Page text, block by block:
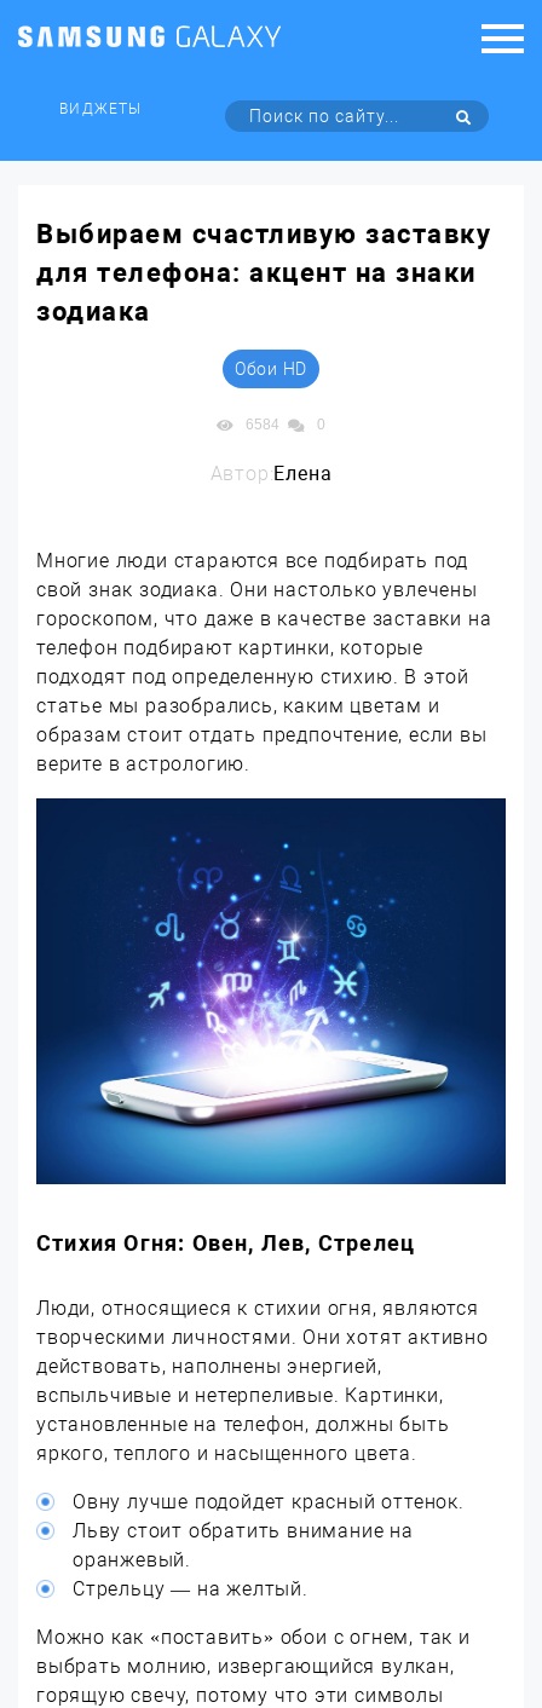
ВИДЖЕТЫ
Выбираем счастливую заставку
для телефона: акцент на знаки
зодиака
Обои HD
6584 0
Автор:Елена
Многие люди стараются все подбирать под
свой знак зодиака. Они настолько увлечены
гороскопом, что даже в качестве заставки на
телефон подбирают картинки, которые
подходят под определенную стихию. В этой
статье мы разобрались, каким цветам и
образам стоит отдать предпочтение, если вы
верите в астрологию.
Стихия Огня: Овен, Лев, Стрелец
Люди, относящиеся к стихии огня, являются
творческими личностями. Они хотят активно
действовать, наполнены энергией,
вспыльчивые и нетерпеливые. Картинки,
установленные на телефон, должны быть
яркого, теплого и насыщенного цвета.
Овну лучше подойдет красный оттенок.
Льву стоит обратить внимание на
оранжевый.
Стрельцу — на желтый.
Можно как «поставить» обои с огнем, так и
выбрать молнию, извергающийся вулкан,
горящую свечу, потому что эти символы